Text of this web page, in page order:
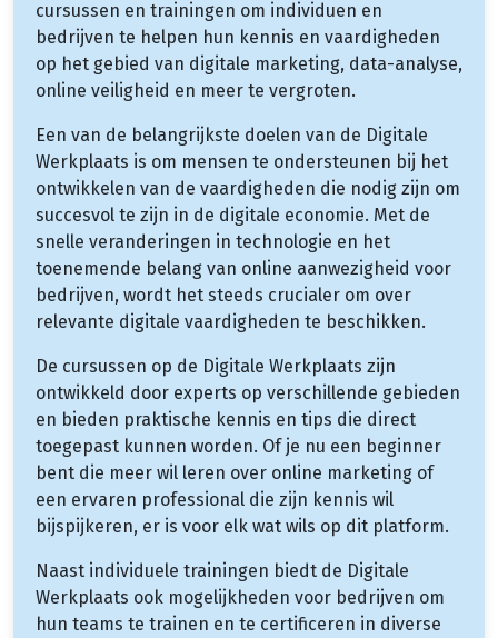
cursussen en trainingen om individuen en
bedrijven te helpen hun kennis en vaardigheden
op het gebied van digitale marketing, data-analyse,
online veiligheid en meer te vergroten.
Een van de belangrijkste doelen van de Digitale
Werkplaats is om mensen te ondersteunen bij het
ontwikkelen van de vaardigheden die nodig zijn om
succesvol te zijn in de digitale economie. Met de
snelle veranderingen in technologie en het
toenemende belang van online aanwezigheid voor
bedrijven, wordt het steeds crucialer om over
relevante digitale vaardigheden te beschikken.
De cursussen op de Digitale Werkplaats zijn
ontwikkeld door experts op verschillende gebieden
en bieden praktische kennis en tips die direct
toegepast kunnen worden. Of je nu een beginner
bent die meer wil leren over online marketing of
een ervaren professional die zijn kennis wil
bijspijkeren, er is voor elk wat wils op dit platform.
Naast individuele trainingen biedt de Digitale
Werkplaats ook mogelijkheden voor bedrijven om
hun teams te trainen en te certificeren in diverse